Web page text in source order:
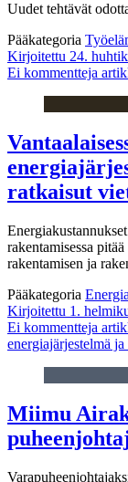
Uudet tehtävät
Pääkategoria
Kirjoitettu 24.
Ei kommentteja
ratkaisut
rakentamisessa
rakentamisen ja
Pääkategoria
Kirjoitettu 1.
Ei kommentteja
energiajärjestelmä
Miimu